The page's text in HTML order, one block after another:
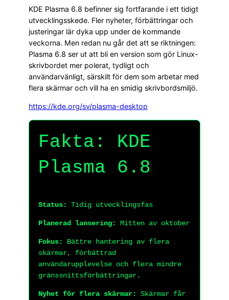
KDE Plasma 6.8 befinner sig fortfarande i ett tidigt
utvecklingsskede. Fler nyheter, förbättringar och
justeringar lär dyka upp under de kommande
veckorna. Men redan nu går det att se riktningen:
Plasma 6.8 ser ut att bli en version som gör Linux-
skrivbordet mer polerat, tydligt och
användarvänligt, särskilt för dem som arbetar med
flera skärmar och vill ha en smidig skrivbordsmiljö.
https://kde.org/sv/plasma-desktop
Fakta: KDE
Plasma 6.8
Status: Tidig utvecklingsfas
Planerad lansering: Mitten av oktober
Fokus:
Bättre hantering av flera
skärmar, förbättrad
användarupplevelse och flera mindre
gränssnittsförbättringar.
Nyhet för flera skärmar: Skärmar får